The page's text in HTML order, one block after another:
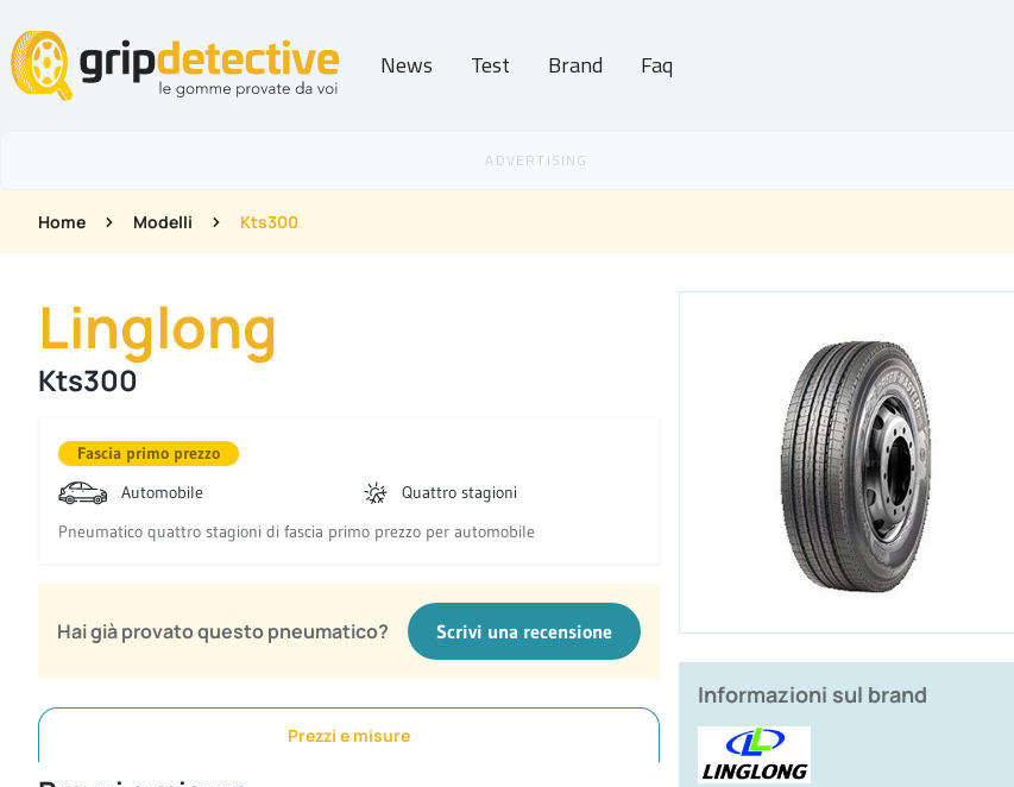
GripDetective News Test Brand Faq
Home Modelli Kts300
Linglong
Kts300
Fascia primo prezzo
Automobile
Quattro stagioni
Pneumatico quattro stagioni di fascia primo prezzo per automobile
Hai già provato questo pneumatico? Scrivi una recensione
Informazioni sul brand
Prezzi e misure